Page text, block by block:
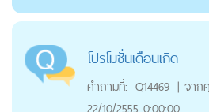
โปรโมชั่นเดือนเกิด
คำถามที่: Q14469 | จา
22/10/2555 0:00:00